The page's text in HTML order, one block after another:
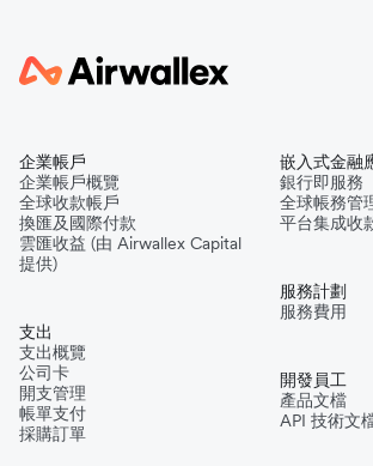
企業帳戶
企業帳戶概覽
全球收款帳戶
換匯及國際付款
雲匯收益 (由 Airwallex Capital
提供)
支出
支出概覽
公司卡
開支管理
帳單支付
採購訂單
嵌入式金融
銀行即服務
全球帳務管
平台集成收
服務計劃
服務費用
開發員工
產品文檔
API 技術文